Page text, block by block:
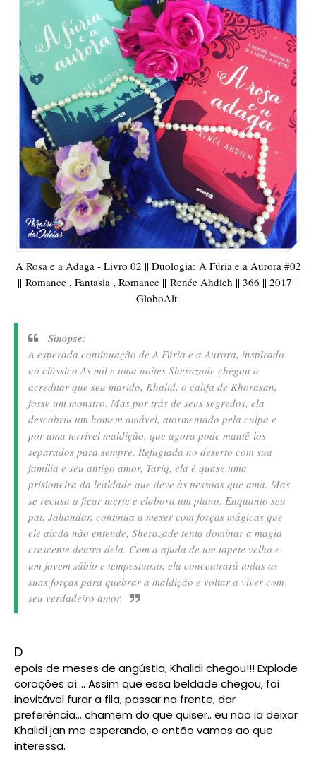
A Rosa e a Adaga - Livro 02 || Duologia: A Fúria e a Aurora #02
|| Romance , Fantasia , Romance || Renée Ahdieh || 366 || 2017 ||
GloboAlt
Sinopse:
A esperada continuação de A Fúria e a Aurora, inspirado
no clássico As mil e uma noites Sherazade chegou a
acreditar que seu marido, Khalid, o califa de Khorasan,
fosse um monstro. Mas por trás de seus segredos, ela
descobriu um homem amável, atormentado pela culpa e
por uma terrível maldição, que agora pode mantê-los
separados para sempre. Refugiada no deserto com sua
família e seu antigo amor, Tariq, ela é quase uma
prisioneira da lealdade que deve às pessoas que ama. Mas
se recusa a ficar inerte e elabora um plano. Enquanto seu
pai, Jahandar, continua a mexer com forças mágicas que
ele ainda não entende, Sherazade tenta dominar a magia
crescente dentro dela. Com a ajuda de um tapete velho e
um jovem sábio e tempestuoso, ela concentrará todas as
suas forças para quebrar a maldição e voltar a viver com
seu verdadeiro amor.
D
epois de meses de angústia, Khalidi chegou!!! Explode
corações aí.... Assim que essa beldade chegou, foi
inevitável furar a fila, passar na frente, dar
preferência... chamem do que quiser.. eu não ia deixar
Khalidi jan me esperando, e então vamos ao que
interessa.